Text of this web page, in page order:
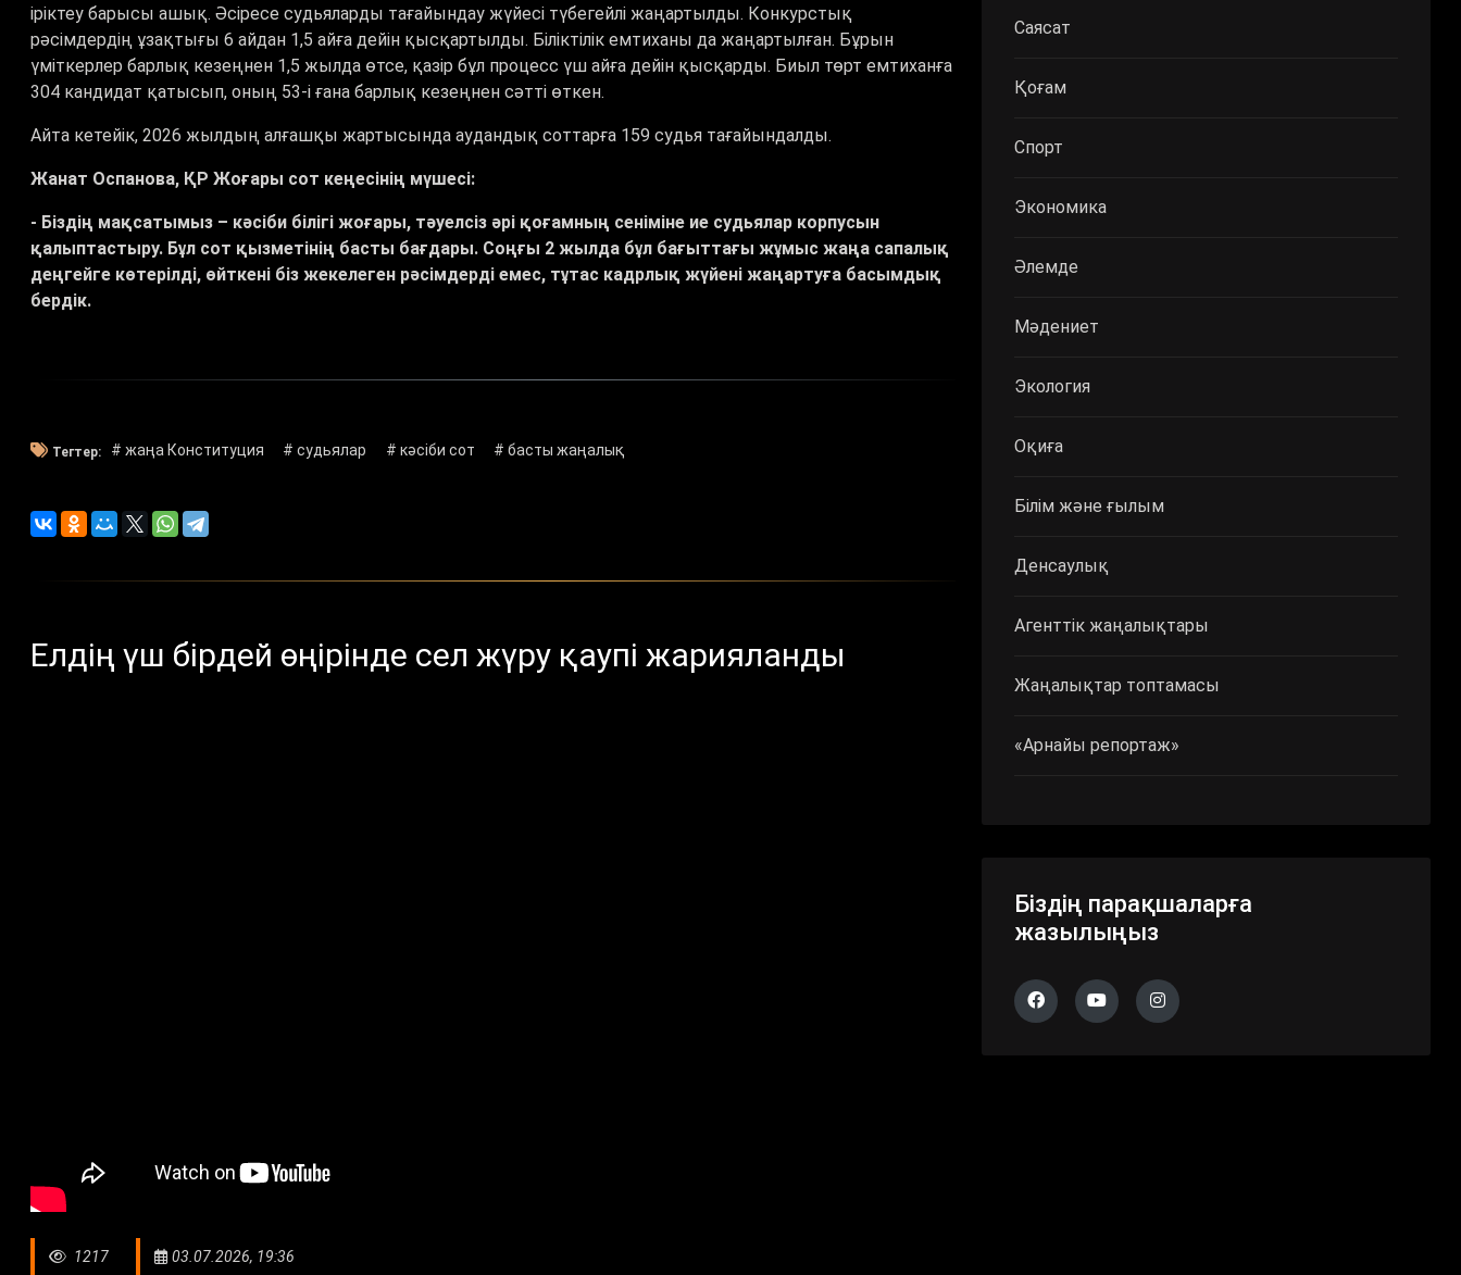
іріктеу барысы ашық. Әсіресе судьяларды тағайындау жүйесі түбегейлі жаңартылды. Конкурстық
рәсімдердің ұзақтығы 6 айдан 1,5 айға дейін қысқартылды. Біліктілік емтиханы да жаңартылған. Бұрын
үміткерлер барлық кезеңнен 1,5 жылда өтсе, қазір бұл процесс үш айға дейін қысқарды. Биыл төрт емтиханға
304 кандидат қатысып, оның 53-і ғана барлық кезеңнен сәтті өткен.
Айта кетейік, 2026 жылдың алғашқы жартысында аудандық соттарға 159 судья тағайындалды.
Жанат Оспанова, ҚР Жоғары сот кеңесінің мүшесі:
- Біздің мақсатымыз – кәсіби білігі жоғары, тәуелсіз әрі қоғамның сеніміне ие судьялар корпусын
қалыптастыру. Бұл сот қызметінің басты бағдары. Соңғы 2 жылда бұл бағыттағы жұмыс жаңа сапалық
деңгейге көтерілді, өйткені біз жекелеген рәсімдерді емес, тұтас кадрлық жүйені жаңартуға басымдық
бердік.
Тегтер: # жаңа Конституция # судьялар # кәсіби сот # басты жаңалық
Елдің үш бірдей өңірінде сел жүру қаупі жарияланды
1217 03.07.2026, 19:36
Саясат
Қоғам
Спорт
Экономика
Әлемде
Мәдениет
Экология
Оқиға
Білім және ғылым
Денсаулық
Агенттік жаңалықтары
Жаңалықтар топтамасы
«Арнайы репортаж»
Біздің парақшаларға
жазылыңыз